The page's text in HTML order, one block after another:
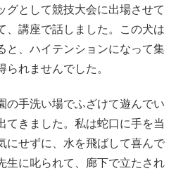
グとして競技大会に出場させて
、講座で話しました。この犬は
と、ハイテンションになって集
れませんでした。
の手洗い場でふざけて遊んでい
てきました。私は蛇口に手を当
にせずに、水を飛ばして喜んで
生に叱られて、廊下で立たされ